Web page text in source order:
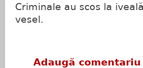
Criminale au scos la
vesel.
Adaugă comentariu